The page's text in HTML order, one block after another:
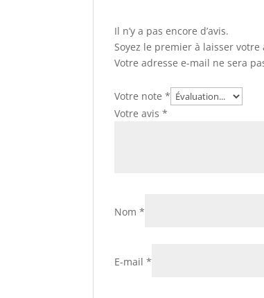
Il n’y a pas encore d’avis.
Soyez le premier à laisser votre
Votre adresse e-mail ne sera
Votre note*
Votre avis*
Nom*
E-mail*